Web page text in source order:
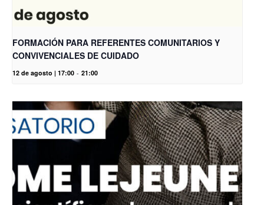
FORMACIÓN PARA REFERENTES COMUNITARIOS Y
CONVIVENCIALES DE CUIDADO
12 de agosto | 17:00 - 21:00